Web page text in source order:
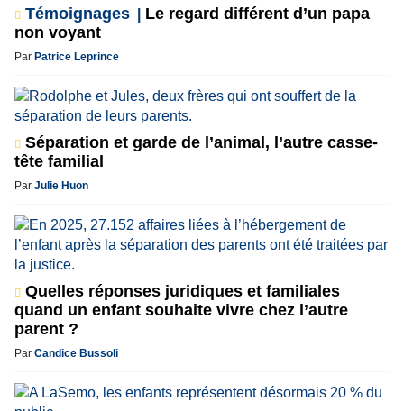
Témoignages
Le regard différent d’un papa
non voyant
Par Patrice Leprince
Séparation et garde de l’animal, l’autre casse-
tête familial
Par Julie Huon
Quelles réponses juridiques et familiales
quand un enfant souhaite vivre chez l’autre
parent ?
Par Candice Bussoli